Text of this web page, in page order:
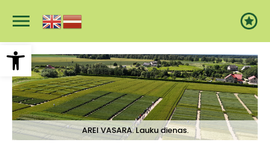
Open toolbar
galveno
AREI VASARA. Lauku dienas.